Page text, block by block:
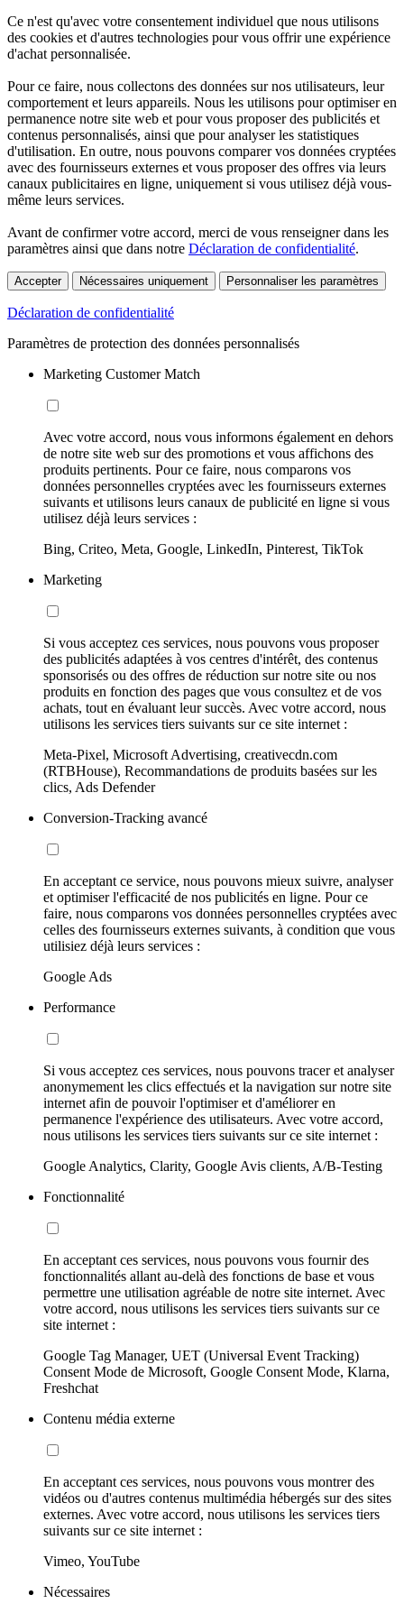
Ce n'est qu'avec votre consentement individuel que nous utilisons
des cookies et d'autres technologies pour vous offrir une expérience
d'achat personnalisée.
Pour ce faire, nous collectons des données sur nos utilisateurs, leur
comportement et leurs appareils. Nous les utilisons pour optimiser en
permanence notre site web et pour vous proposer des publicités et
contenus personnalisés, ainsi que pour analyser les statistiques
d'utilisation. En outre, nous pouvons comparer vos données cryptées
avec des fournisseurs externes et vous proposer des offres via leurs
canaux publicitaires en ligne, uniquement si vous utilisez déjà vous-
même leurs services.
Avant de confirmer votre accord, merci de vous renseigner dans les
paramètres ainsi que dans notre Déclaration de confidentialité.
Accepter Nécessaires uniquement Personnaliser les paramètres
Déclaration de confidentialité
Paramètres de protection des données personnalisés
Marketing Customer Match
Avec votre accord, nous vous informons également en dehors
de notre site web sur des promotions et vous affichons des
produits pertinents. Pour ce faire, nous comparons vos
données personnelles cryptées avec les fournisseurs externes
suivants et utilisons leurs canaux de publicité en ligne si vous
utilisez déjà leurs services :
Bing, Criteo, Meta, Google, LinkedIn, Pinterest, TikTok
Marketing
Si vous acceptez ces services, nous pouvons vous proposer
des publicités adaptées à vos centres d'intérêt, des contenus
sponsorisés ou des offres de réduction sur notre site ou nos
produits en fonction des pages que vous consultez et de vos
achats, tout en évaluant leur succès. Avec votre accord, nous
utilisons les services tiers suivants sur ce site internet :
Meta-Pixel, Microsoft Advertising, creativecdn.com
(RTBHouse), Recommandations de produits basées sur les
clics, Ads Defender
Conversion-Tracking avancé
En acceptant ce service, nous pouvons mieux suivre, analyser
et optimiser l'efficacité de nos publicités en ligne. Pour ce
faire, nous comparons vos données personnelles cryptées avec
celles des fournisseurs externes suivants, à condition que vous
utilisiez déjà leurs services :
Google Ads
Performance
Si vous acceptez ces services, nous pouvons tracer et analyser
anonymement les clics effectués et la navigation sur notre site
internet afin de pouvoir l'optimiser et d'améliorer en
permanence l'expérience des utilisateurs. Avec votre accord,
nous utilisons les services tiers suivants sur ce site internet :
Google Analytics, Clarity, Google Avis clients, A/B-Testing
Fonctionnalité
En acceptant ces services, nous pouvons vous fournir des
fonctionnalités allant au-delà des fonctions de base et vous
permettre une utilisation agréable de notre site internet. Avec
votre accord, nous utilisons les services tiers suivants sur ce
site internet :
Google Tag Manager, UET (Universal Event Tracking)
Consent Mode de Microsoft, Google Consent Mode, Klarna,
Freshchat
Contenu média externe
En acceptant ces services, nous pouvons vous montrer des
vidéos ou d'autres contenus multimédia hébergés sur des sites
externes. Avec votre accord, nous utilisons les services tiers
suivants sur ce site internet :
Vimeo, YouTube
Nécessaires